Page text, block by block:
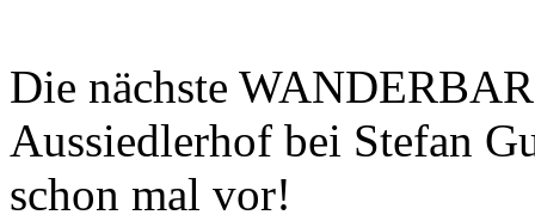
Die nächste
Aussiedlerhof bei Stefan
schon mal vor!